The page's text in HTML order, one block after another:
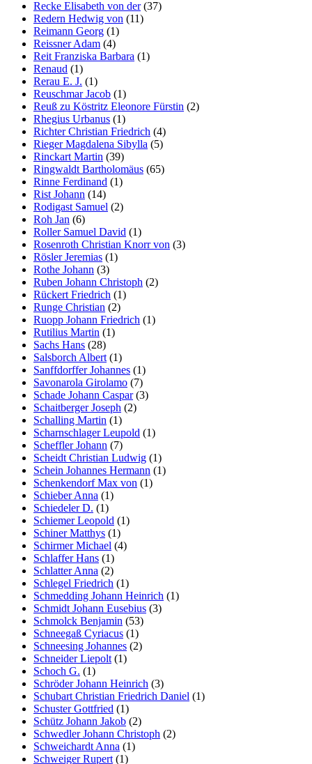
Recke Elisabeth von der(37)
Redern Hedwig von (11)
Reimann Georg (1)
Reissner Adam (4)
Reit Franziska Barbara (1)
Renaud (1)
Rerau E. J. (1)
Reuschmar Jacob (1)
Reuß zu Köstritz Eleonore Fürstin (2)
Rhegius Urbanus (1)
Richter Christian Friedrich (4)
Rieger Magdalena Sibylla (5)
Rinckart Martin (39)
Ringwaldt Bartholomäus (65)
Rinne Ferdinand (1)
Rist Johann (14)
Rodigast Samuel (2)
Roh Jan (6)
Roller Samuel David (1)
Rosenroth Christian Knorr von (3)
Rösler Jeremias (1)
Rothe Johann (3)
Ruben Johann Christoph (2)
Rückert Friedrich (1)
Runge Christian (2)
Ruopp Johann Friedrich (1)
Rutilius Martin (1)
Sachs Hans (28)
Salsborch Albert (1)
Sanffdorffer Johannes (1)
Savonarola Girolamo (7)
Schade Johann Caspar(3)
Schaitberger Joseph (2)
Schalling Martin (1)
Scharnschlager Leupold (1)
Scheffler Johann (7)
Scheidt Christian Ludwig (1)
Schein Johannes Hermann (1)
Schenkendorf Max von (1)
Schieber Anna (1)
Schiedeler D. (1)
Schiemer Leopold (1)
Schiner Matthys (1)
Schirmer Michael (4)
Schlaffer Hans (1)
Schlatter Anna (2)
Schlegel Friedrich (1)
Schmedding Johann Heinrich (1)
Schmidt Johann Eusebius (3)
Schmolck Benjamin (53)
Schneegaß Cyriacus (1)
Schneesing Johannes (2)
Schneider Liepolt (1)
Schoch G. (1)
Schröder Johann Heinrich (3)
Schubart Christian Friedrich Daniel (1)
Schuster Gottfried (1)
Schütz Johann Jakob (2)
Schwedler Johann Christoph (2)
Schweichardt Anna (1)
Schweiger Rupert (1)